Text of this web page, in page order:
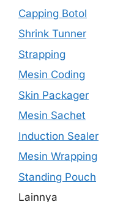
Capping Botol
Shrink Tunner
Strapping
Mesin Coding
Skin Packager
Mesin Sachet
Induction Sealer
Mesin Wrapping
Standing Pouch
Lainnya